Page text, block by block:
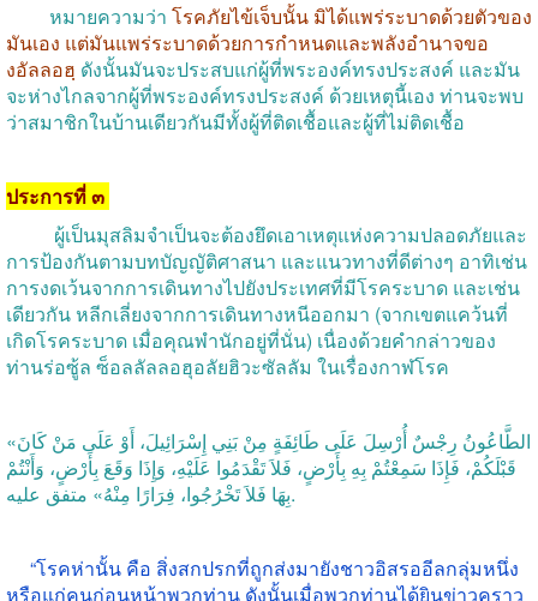
หมายความว่า โรคภัยไข้เจ็บนั้น มิได้แพร่ระบาดด้วยตัวของ
มันเอง แต่มันแพร่ระบาดด้วยการกำหนดและพลังอำนาจขอ
งอัลลอฮฺ ดังนั้นมันจะประสบแก่ผู้ที่พระองค์ทรงประสงค์ และมัน
จะห่างไกลจากผู้ที่พระองค์ทรงประสงค์ ด้วยเหตุนี้เอง ท่านจะพบ
ว่าสมาชิกในบ้านเดียวกันมีทั้งผู้ที่ติดเชื้อและผู้ที่ไม่ติดเชื้อ
ประการที่๓
ผู้เป็นมุสลิมจำเป็นจะต้องยึดเอาเหตุแห่งความปลอดภัยและ
การป้องกันตามบทบัญญัติศาสนา และแนวทางที่ดีต่างๆ อาทิเช่น
การงดเว้นจากการเดินทางไปยังประเทศที่มีโรคระบาด และเช่น
เดียวกันหลีกเลี่ยงจากการเดินทางหนีออกมา (จากเขตแคว้นที่
เกิดโรคระบาด เมื่อคุณพำนักอยู่ที่นั่น) เนื่องด้วยคำกล่าวของ
ท่านร่อซู้ล ซ็อลลัลลอฮุอลัยฮิวะซัลลัม ในเรื่องกาฬโรค
«الطَّاعُونُ رِجْسٌ أُرْسِلَ عَلَى طَائِفَةٍ مِنْ بَنِي إِسْرَائِيلَ، أَوْ عَلَى مَنْ كَانَ
قَبْلَكُمْ، فَإِذَا سَمِعْتُمْ بِهِ بِأَرْضٍ، فَلاَ تَقْدَمُوا عَلَيْهِ، وَإِذَا وَقَعَ بِأَرْضٍ، وَأَنْتُمْ
بِهَا فَلاَ تَخْرُجُوا، فِرَارًا مِنْهُ» متفق عليه.
“โรคห่านั้น คือ สิ่งสกปรกที่ถูกส่งมายังชาวอิสรออีลกลุ่มหนึ่ง
หรือแก่คนก่อนหน้าพวกท่าน ดังนั้นเมื่อพวกท่านได้ยินข่าวคราว